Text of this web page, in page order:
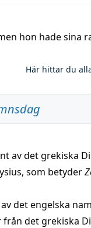
hon hade sina
Här hittar du
av det grekiska
som betyder
det engelska
det grekiska